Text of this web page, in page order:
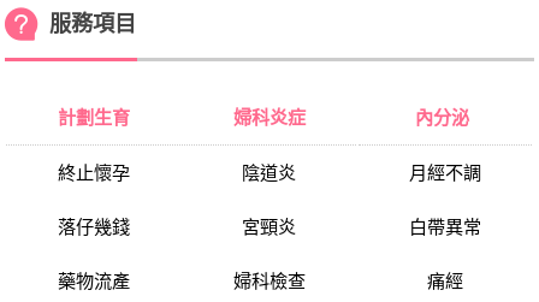
服務項目
計劃生育
終止懷孕
落仔幾錢
藥物流產
婦科炎症
陰道炎
宮頸炎
婦科檢查
內分泌
月經不調
白帶異常
痛經